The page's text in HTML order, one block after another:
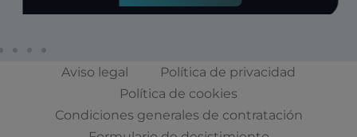
Aviso legal
Política de privacidad
Política de cookies
Condiciones generales de contratación